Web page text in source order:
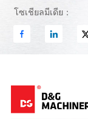
โซเชียลมีเดีย：